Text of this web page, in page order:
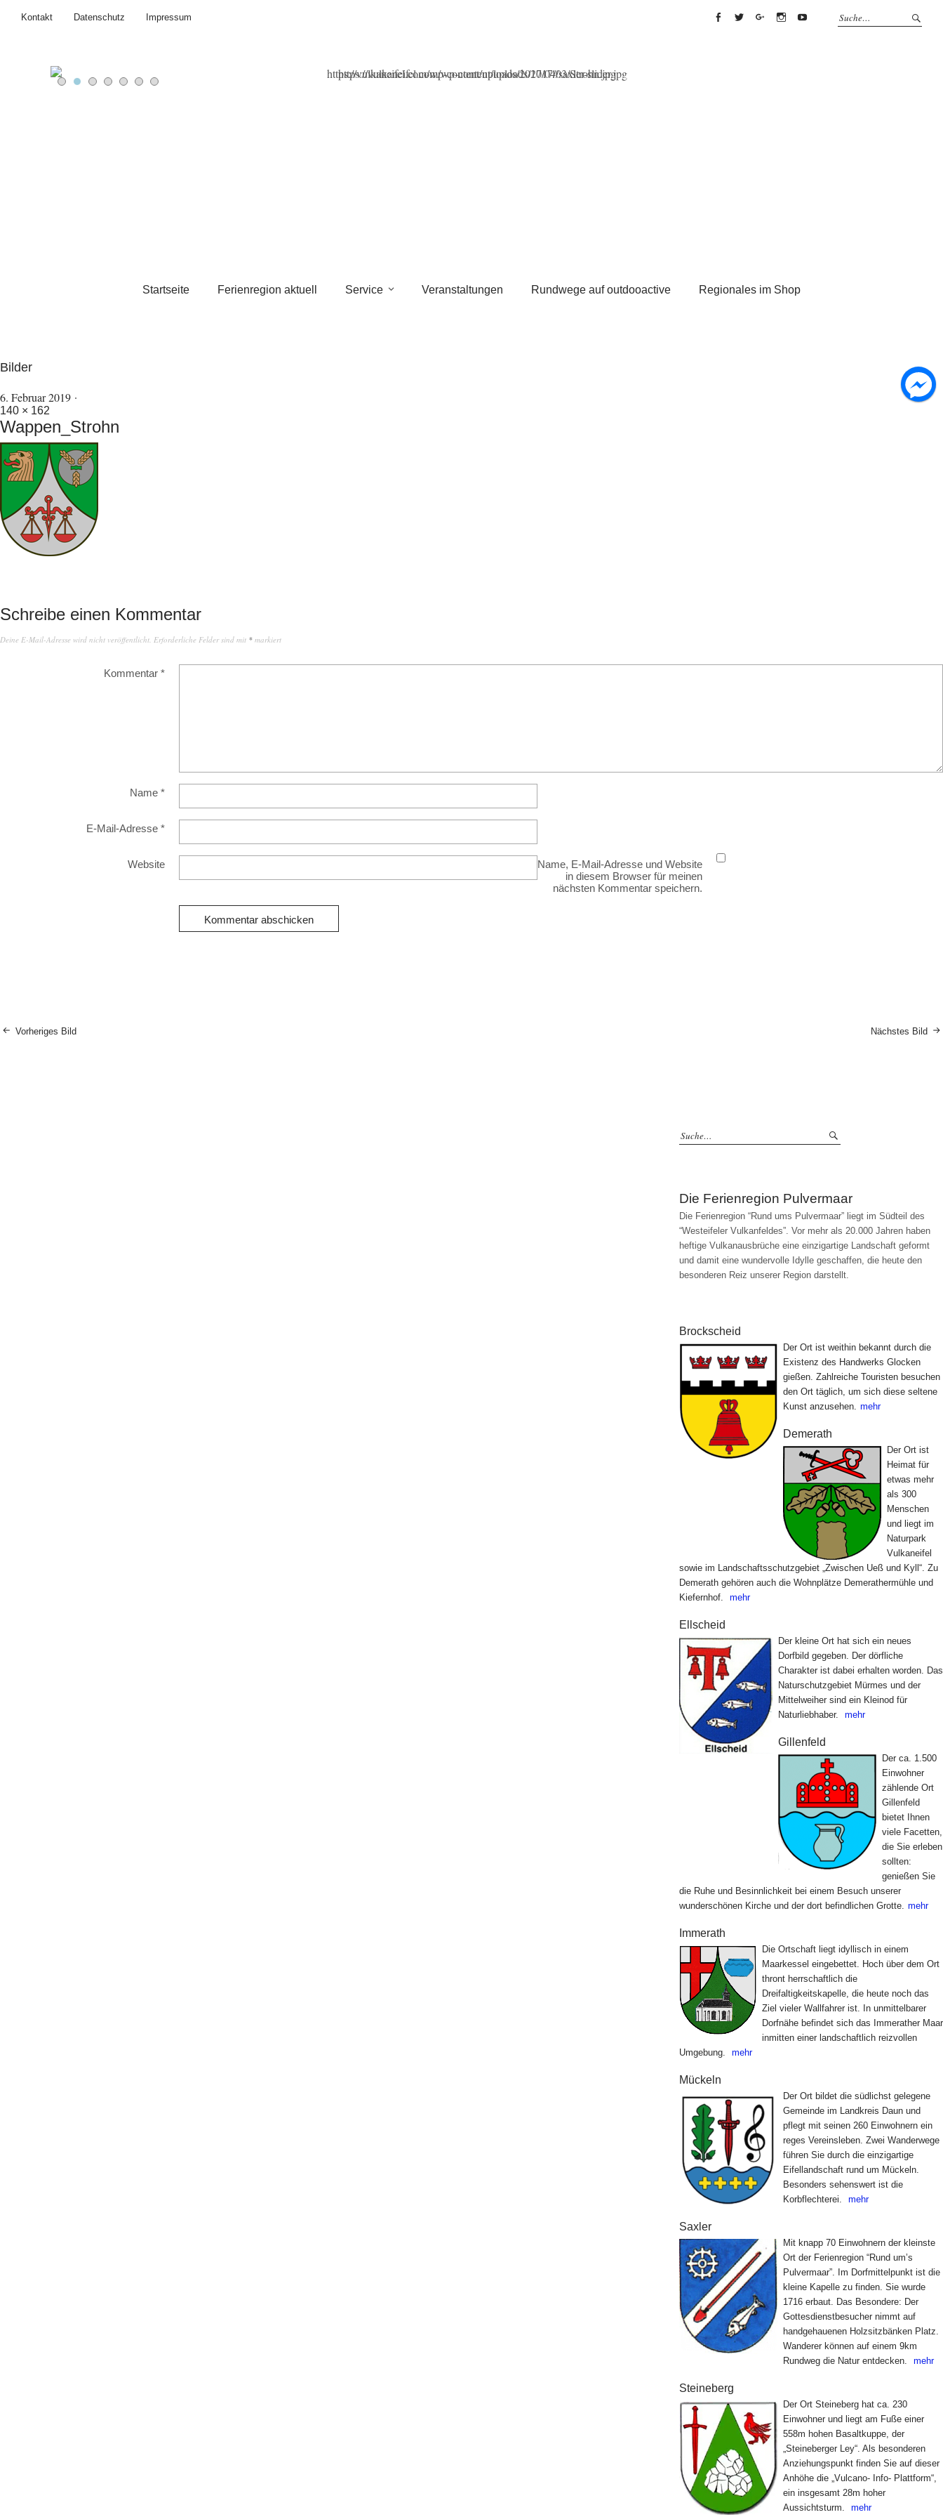
Kontakt Datenschutz
Impressum
Startseite Ferienregion aktuell Service Veranstaltungen Rundwege auf outdooactive Regionales im Shop
Bilder
6. Februar 2019
140 × 162
Wappen_Strohn
Schreibe einen Kommentar
Deine E-Mail-Adresse wird nicht veröffentlicht. Erforderliche Felder sind mit * markiert
Kommentar*
Name*
E-Mail-Adresse*
Website
Name, E-Mail-Adresse und Website
in diesem Browser für meinen
nächsten Kommentar speichern.
Nächstes Bild
Vorheriges Bild
Die Ferienregion Pulvermaar
Die Ferienregion “Rund ums Pulvermaar” liegt im Südteil des
“Westeifeler Vulkanfeldes”. Vor mehr als 20.000 Jahren haben
heftige Vulkanausbrüche eine einzigartige Landschaft geformt
und damit eine wundervolle Idylle geschaffen, die heute den
besonderen Reiz unserer Region darstellt.
Brockscheid
Der Ort ist weithin bekannt durch die
Existenz des Handwerks Glocken
gießen. Zahlreiche Touristen besuchen
den Ort täglich, um sich diese seltene
Kunst anzusehen. mehr
Demerath
Der Ort ist
Heimat für
etwas mehr
als 300
Menschen
und liegt im
Naturpark
Vulkaneifel
sowie im Landschaftsschutzgebiet „Zwischen Ueß und Kyll“. Zu
Demerath gehören auch die Wohnplätze Demerathermühle und
Kiefernhof.
mehr
Ellscheid
Der kleine Ort hat sich ein neues
Dorfbild gegeben. Der dörfliche
Charakter ist dabei erhalten worden. Das
Naturschutzgebiet Mürmes und der
Mittelweiher sind ein Kleinod für
Naturliebhaber.
mehr
Gillenfeld
Der ca. 1.500
Einwohner
zählende Ort
Gillenfeld
bietet Ihnen
viele Facetten,
die Sie erleben
sollten:
genießen Sie
die Ruhe und Besinnlichkeit bei einem Besuch unserer
wunderschönen Kirche und der dort befindlichen Grotte. mehr
Immerath
Die Ortschaft liegt idyllisch in einem
Maarkessel eingebettet. Hoch über dem Ort
thront herrschaftlich die
Dreifaltigkeitskapelle, die heute noch das
Ziel vieler Wallfahrer ist. In unmittelbarer
Dorfnähe befindet sich das Immerather Maar
inmitten einer landschaftlich reizvollen
Umgebung.
mehr
Mückeln
Der Ort bildet die südlichst gelegene
Gemeinde im Landkreis Daun und
pflegt mit seinen 260 Einwohnern ein
reges Vereinsleben. Zwei Wanderwege
führen Sie durch die einzigartige
Eifellandschaft rund um Mückeln.
Besonders sehenswert ist die
Korbflechterei.
mehr
Saxler
Mit knapp 70 Einwohnern der kleinste
Ort der Ferienregion “Rund um’s
Pulvermaar”. Im Dorfmittelpunkt ist die
kleine Kapelle zu finden. Sie wurde
1716 erbaut. Das Besondere: Der
Gottesdienstbesucher nimmt auf
handgehauenen Holzsitzbänken Platz.
Wanderer können auf einem 9km
Rundweg die Natur entdecken.
mehr
Steineberg
Der Ort Steineberg hat ca. 230
Einwohner und liegt am Fuße einer
558m hohen Basaltkuppe, der
„Steineberger Ley“. Als besonderen
Anziehungspunkt finden Sie auf dieser
Anhöhe die „Vulcano- Info- Plattform“,
ein insgesamt 28m hoher
Aussichtsturm.
mehr